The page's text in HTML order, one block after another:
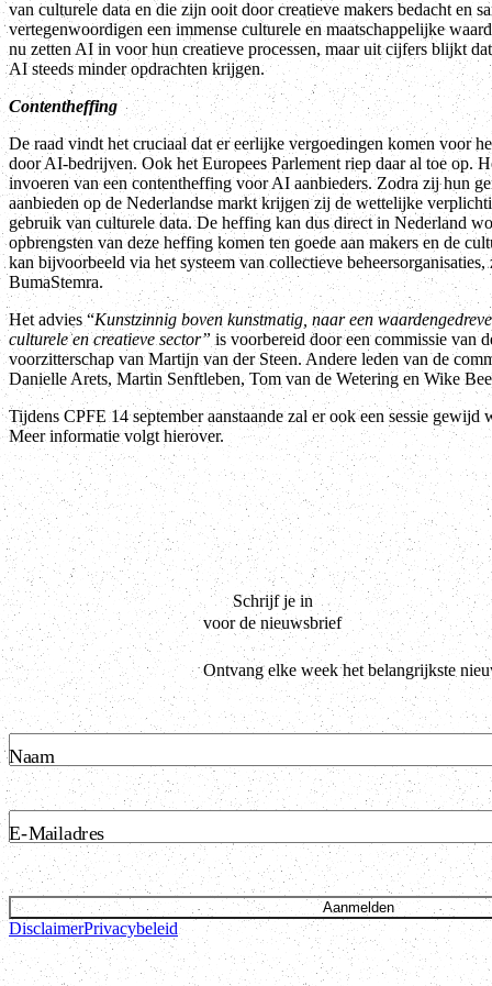
van culturele data en die zijn ooit door creatieve makers bedacht en
vertegenwoordigen een immense culturele en maatschappelijke
nu zetten AI in voor hun creatieve processen, maar uit cijfers blijkt
AI steeds minder opdrachten krijgen.
Contentheffing
De raad vindt het cruciaal dat er eerlijke vergoedingen komen voor
door AI-bedrijven. Ook het Europees Parlement riep daar al toe op.
invoeren van een contentheffing voor AI aanbieders. Zodra zij hun
aanbieden op de Nederlandse markt krijgen zij de wettelijke
gebruik van culturele data. De heffing kan dus direct in Nederland
opbrengsten van deze heffing komen ten goede aan makers en de
kan bijvoorbeeld via het systeem van collectieve
BumaStemra.
Het advies “Kunstzinnig boven kunstmatig, naar een
culturele en creatieve sector” is voorbereid door een commissie van
voorzitterschap van Martijn van der Steen. Andere leden van de
Danielle Arets, Martin Senftleben, Tom van de Wetering en Wike
Tijdens CPFE 14 september aanstaande zal er ook een sessie gewijd
Meer informatie volgt hierover.
Schrijf je in
voor de nieuwsbrief
Ontvang elke week het belangrijkste
Naam
E-Mailadres
Aanmelden
DisclaimerPrivacybeleid